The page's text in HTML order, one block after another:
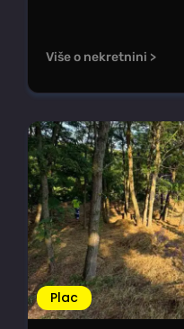
Više o nekretnini >
Plac